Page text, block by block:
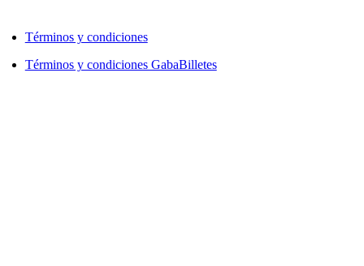
Términos y condiciones
Términos y condiciones GabaBilletes